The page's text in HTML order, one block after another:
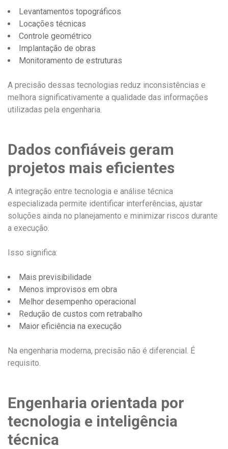
Levantamentos topográficos
Locações técnicas
Controle geométrico
Implantação de obras
Monitoramento de estruturas
A precisão dessas tecnologias reduz inconsistências e
melhora significativamente a qualidade das informações
utilizadas pela engenharia.
Dados confiáveis geram
projetos mais eficientes
A integração entre tecnologia e análise técnica
especializada permite identificar interferências, ajustar
soluções ainda no planejamento e minimizar riscos durante
a execução.
Isso significa:
Mais previsibilidade
Menos improvisos em obra
Melhor desempenho operacional
Redução de custos com retrabalho
Maior eficiência na execução
Na engenharia moderna, precisão não é diferencial. É
requisito.
Engenharia orientada por
tecnologia e inteligência
técnica